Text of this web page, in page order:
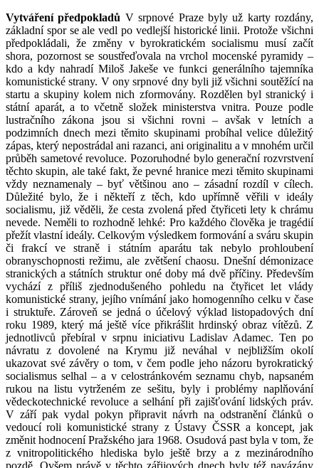
Vytváření předpokladů V srpnové Praze byly už karty rozdány,
základní spor se ale vedl po vedlejší historické linii. Protože všichni
předpokládali, že změny v byrokratickém socialismu musí začít
shora, pozornost se soustřeďovala na vrchol mocenské pyramidy –
kdo a kdy nahradí Miloš Jakeše ve funkci generálního tajemníka
komunistické strany. V ony srpnové dny byli již všichni soutěžící na
startu a skupiny kolem nich zformovány. Rozdělen byl stranický i
státní aparát, a to včetně složek ministerstva vnitra. Pouze podle
lustračního zákona jsou si všichni rovni – avšak v letních a
podzimních dnech mezi těmito skupinami probíhal velice důležitý
zápas, který nepostrádal ani razanci, ani originalitu a v mnohém určil
průběh sametové revoluce. Pozoruhodné bylo generační rozvrstvení
těchto skupin, ale také fakt, že pevné hranice mezi těmito skupinami
vždy neznamenaly – byť většinou ano – zásadní rozdíl v cílech.
Důležité bylo, že i někteří z těch, kdo upřímně věřili v ideály
socialismu, již věděli, že cesta zvolená před čtyřiceti lety k chrámu
nevede. Neměli to rozhodně lehké: Pro každého člověka je tragédií
přežít vlastní ideály. Celkovým výsledkem formování a sváru skupin
či frakcí ve straně i státním aparátu tak nebylo prohloubení
obranyschopnosti režimu, ale zvětšení chaosu. Dnešní démonizace
stranických a státních struktur oné doby má dvě příčiny. Především
vychází z příliš zjednodušeného pohledu na čtyřicet let vlády
komunistické strany, jejího vnímání jako homogenního celku v čase
i struktuře. Zároveň se jedná o účelový výklad listopadových dní
roku 1989, který má ještě více přikrášlit hrdinský obraz vítězů. Z
jednotlivců přebíral v srpnu iniciativu Ladislav Adamec. Ten po
návratu z dovolené na Krymu již neváhal v nejbližším okolí
ukazovat své závěry o tom, v čem podle jeho názoru byrokratický
socialismus selhal – a v celostránkovém seznamu chyb, napsaném
rukou na listu vytrženém ze sešitu, byly i problémy naplňování
vědeckotechnické revoluce a selhání při zajišťování lidských práv.
V září pak vydal pokyn připravit návrh na odstranění článků o
vedoucí roli komunistické strany z Ústavy ČSSR a koncept, jak
změnit hodnocení Pražského jara 1968. Osudová past byla v tom, že
z vnitropolitického hlediska bylo ještě brzy a z mezinárodního
pozdě. Ovšem právě v těchto zářijových dnech byly též navázány